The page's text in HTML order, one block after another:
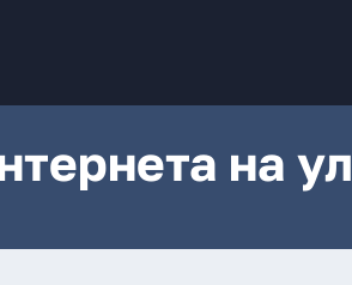
на ул